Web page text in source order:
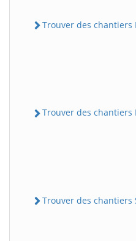
Trouver des chantiers
Trouver des chantiers
Trouver des chantiers